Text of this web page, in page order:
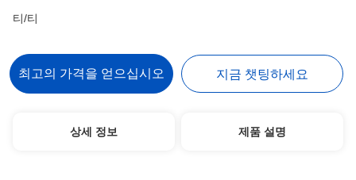
티/티
최고의 가격을 얻으십시오 지금 챗팅하세요
상세 정보 제품 설명